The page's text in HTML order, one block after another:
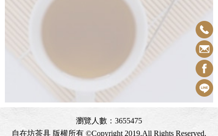
瀏覽人數：3655475
自在坊茶具 版權所有 ©Copyright 2019.All Rights Reserved.